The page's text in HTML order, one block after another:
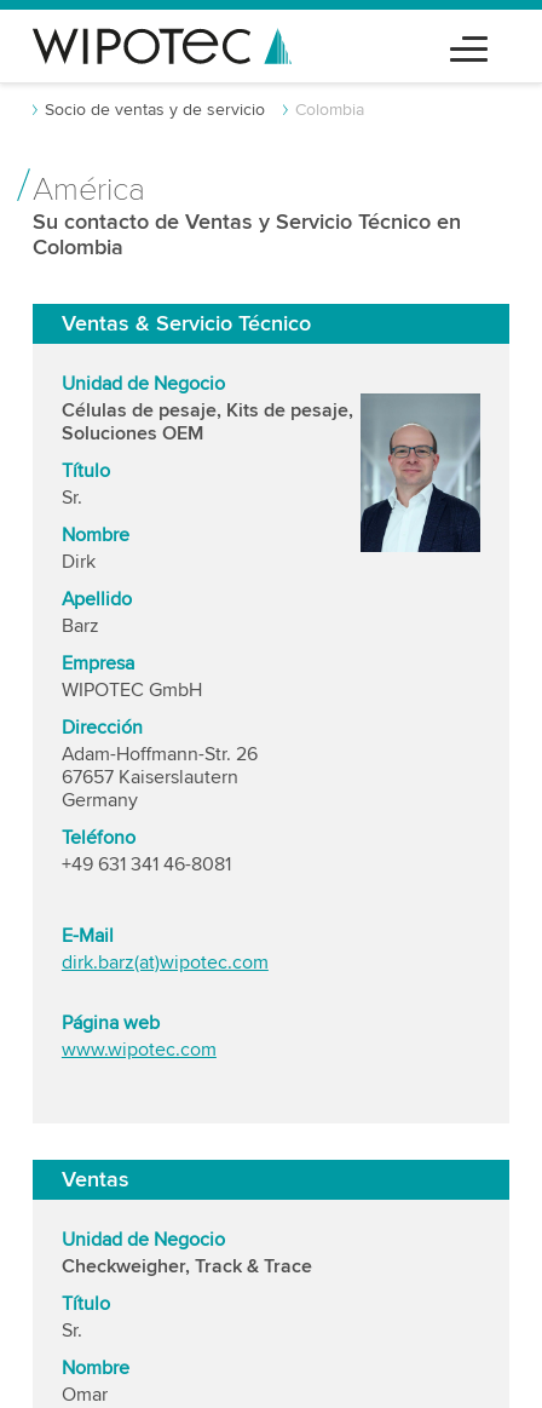
Socio de ventas y de servicio Colombia
América
Su contacto de Ventas y Servicio Técnico en
Colombia
Ventas & Servicio Técnico
Unidad de Negocio
Células de pesaje, Kits de pesaje,
Soluciones OEM
Título
Sr.
Nombre
Dirk
Apellido
Barz
Empresa
WIPOTEC GmbH
Dirección
Adam-Hoffmann-Str. 26
67657 Kaiserslautern
Germany
Teléfono
+49 631 341 46-8081
E-Mail
dirk.barz(at)wipotec.com
Página web
www.wipotec.com
Ventas
Unidad de Negocio
Checkweigher, Track & Trace
Título
Sr.
Nombre
Omar